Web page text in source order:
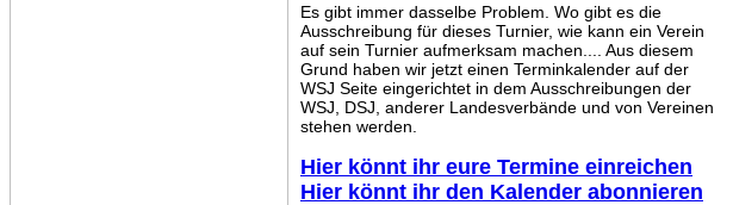
Es gibt immer dasselbe Problem. Wo gibt es die
Ausschreibung für dieses Turnier, wie kann ein Verein
auf sein Turnier aufmerksam machen.... Aus diesem
Grund haben wir jetzt einen Terminkalender auf der
WSJ Seite eingerichtet in dem Ausschreibungen der
WSJ, DSJ, anderer Landesverbände und von Vereinen
stehen werden.
Hier könnt ihr eure Termine einreichen
Hier könnt ihr den Kalender abonnieren